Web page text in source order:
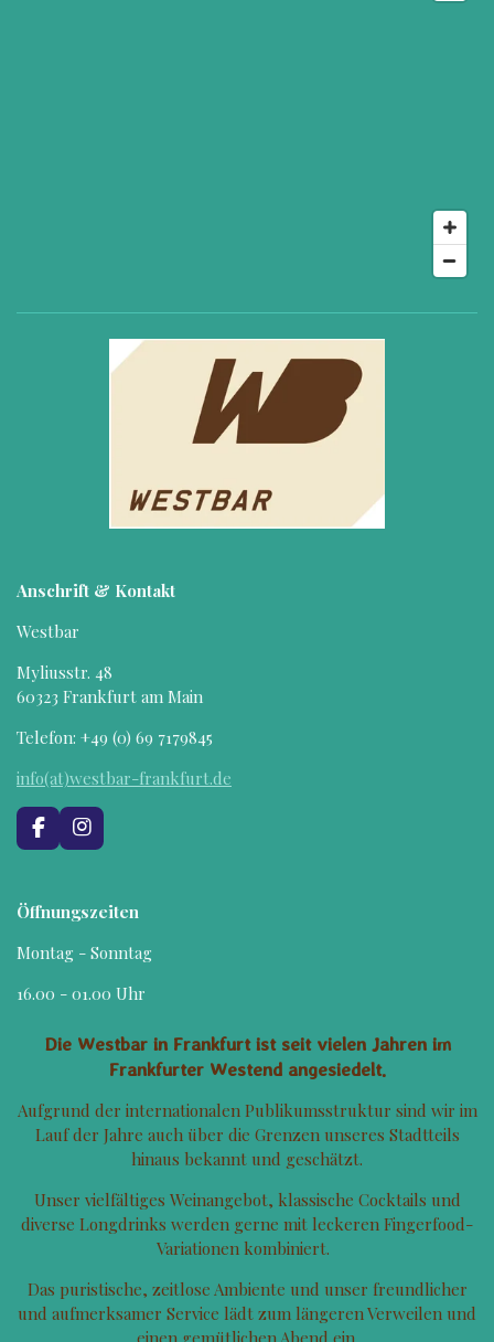
Anschrift & Kontakt
Westbar
Myliusstr. 48
60323 Frankfurt am Main
Telefon: +49 (0) 69 7179845
info(at)westbar-frankfurt.de
F
a
b
o
I
n
a
r
m
Öffnungszeiten
Montag - Sonntag
16.00 - 01.00 Uhr
Die Westbar in Frankfurt ist seit vielen Jahren im
Frankfurter Westend angesiedelt.
Aufgrund der internationalen Publikumsstruktur sind wir im
Lauf der Jahre auch über die Grenzen unseres Stadtteils
hinaus bekannt und geschätzt.
Unser vielfältiges Weinangebot, klassische Cocktails und
diverse Longdrinks werden gerne mit leckeren Fingerfood-
Variationen kombiniert.
Das puristische, zeitlose Ambiente und unser freundlicher
und aufmerksamer Service lädt zum längeren Verweilen und
einen gemütlichen Abend ein.